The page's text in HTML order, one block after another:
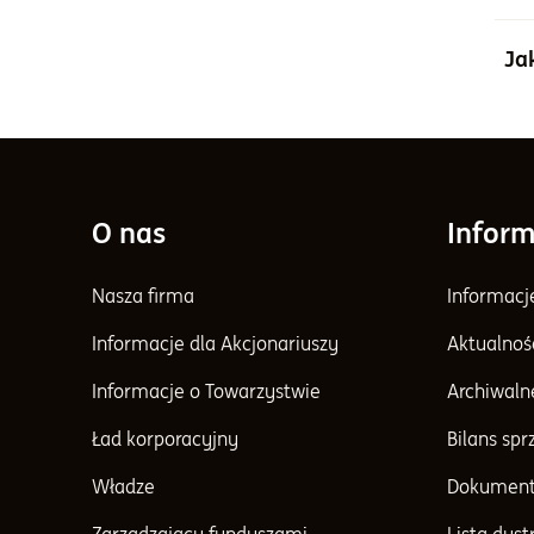
O nas
Nasza firma
Informacje dla Akcjonariuszy
Informacje o Towarzystwie
Ład korporacyjny
Władze
Bilans